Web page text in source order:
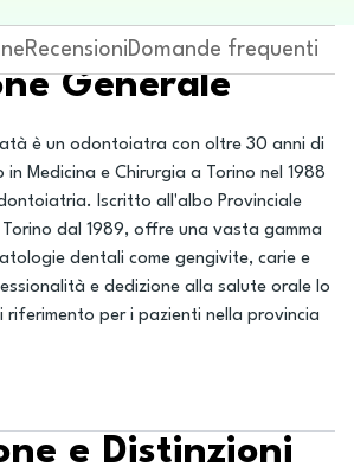
RecensioniDomande frequenti
Generale
è un odontoiatra con oltre 30 anni di
Medicina e Chirurgia a Torino nel 1988
Iscritto all'albo Provinciale
dal 1989, offre una vasta gamma
dentali come gengivite, carie e
e dedizione alla salute orale lo
riferimento per i pazienti nella provincia
e Distinzioni